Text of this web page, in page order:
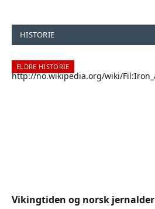
HISTORIE
ELDRE HISTORIE
Vikingtiden og norsk jernalder